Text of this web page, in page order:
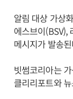
알림 대상 가상
에스브이(BSV),
메시지가 발송
빗썸코리아는
클리리포트와